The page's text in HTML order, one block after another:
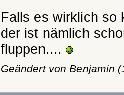
Falls es wirklich so
der ist nämlich
fluppen....
Geändert von Benjamin